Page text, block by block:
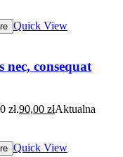
Quick View
consequat
zł.90,00 złAktualna
Quick View